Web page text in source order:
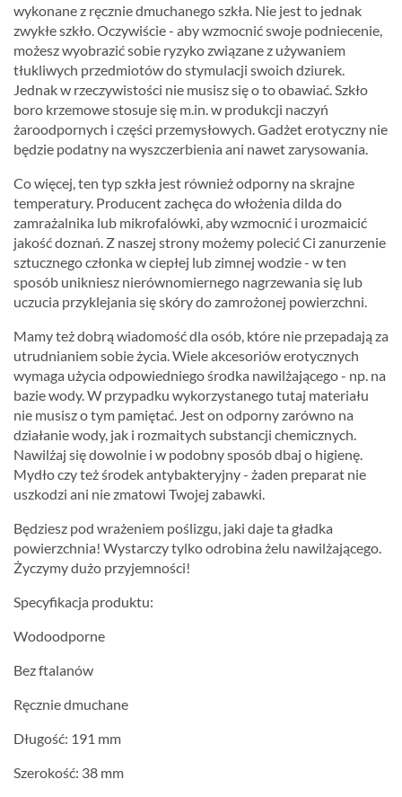
wykonane z ręcznie dmuchanego szkła. Nie jest to jednak
zwykłe szkło. Oczywiście - aby wzmocnić swoje podniecenie,
możesz wyobrazić sobie ryzyko związane z używaniem
tłukliwych przedmiotów do stymulacji swoich dziurek.
Jednak w rzeczywistości nie musisz się o to obawiać. Szkło
boro krzemowe stosuje się m.in. w produkcji naczyń
żaroodpornych i części przemysłowych. Gadżet erotyczny nie
będzie podatny na wyszczerbienia ani nawet zarysowania.
Co więcej, ten typ szkła jest również odporny na skrajne
temperatury. Producent zachęca do włożenia dilda do
zamrażalnika lub mikrofalówki, aby wzmocnić i urozmaicić
jakość doznań. Z naszej strony możemy polecić Ci zanurzenie
sztucznego członka w ciepłej lub zimnej wodzie - w ten
sposób unikniesz nierównomiernego nagrzewania się lub
uczucia przyklejania się skóry do zamrożonej powierzchni.
Mamy też dobrą wiadomość dla osób, które nie przepadają za
utrudnianiem sobie życia. Wiele akcesoriów erotycznych
wymaga użycia odpowiedniego środka nawilżającego - np. na
bazie wody. W przypadku wykorzystanego tutaj materiału
nie musisz o tym pamiętać. Jest on odporny zarówno na
działanie wody, jak i rozmaitych substancji chemicznych.
Nawilżaj się dowolnie i w podobny sposób dbaj o higienę.
Mydło czy też środek antybakteryjny - żaden preparat nie
uszkodzi ani nie zmatowi Twojej zabawki.
Będziesz pod wrażeniem poślizgu, jaki daje ta gładka
powierzchnia! Wystarczy tylko odrobina żelu nawilżającego.
Życzymy dużo przyjemności!
Specyfikacja produktu:
Wodoodporne
Bez ftalanów
Ręcznie dmuchane
Długość: 191 mm
Szerokość: 38 mm